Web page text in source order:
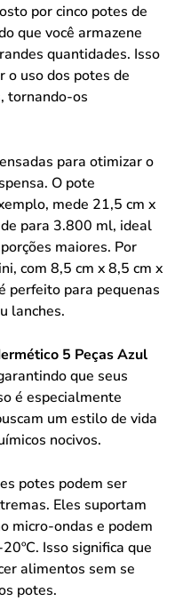
por cinco potes de
que você armazene
quantidades. Isso
o uso dos potes de
tornando-os
para otimizar o
O pote
mede 21,5 cm x
para 3.800 ml, ideal
maiores. Por
com 8,5 cm x 8,5 cm x
perfeito para pequenas
lanches.
5 Peças Azul
que seus
é especialmente
um estilo de vida
nocivos.
potes podem ser
Eles suportam
micro-ondas e podem
Isso significa que
alimentos sem se
potes.